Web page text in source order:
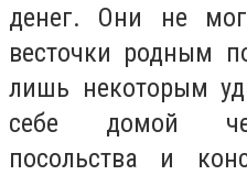
денег. Они не
весточки родным
лишь некоторым
себе домой
посольства и